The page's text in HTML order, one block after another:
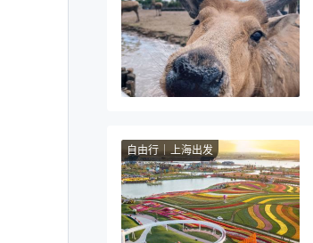
自由行 上海出发